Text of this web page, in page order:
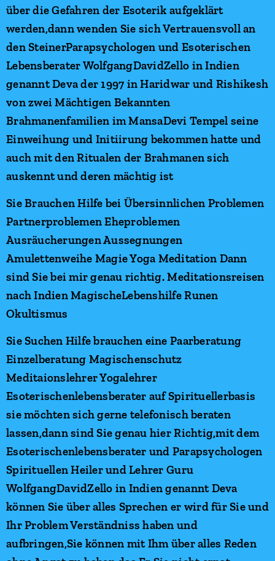
über die Gefahren der Esoterik aufgeklärt
werden,dann wenden Sie sich Vertrauensvoll an
den SteinerParapsychologen und Esoterischen
Lebensberater WolfgangDavidZello in Indien
genannt Deva der 1997 in Haridwar und Rishikesh
von zwei Mächtigen Bekannten
Brahmanenfamilien im MansaDevi Tempel seine
Einweihung und Initiirung bekommen hatte und
auch mit den Ritualen der Brahmanen sich
auskennt und deren mächtig ist
Sie Brauchen Hilfe bei Übersinnlichen Problemen
Partnerproblemen Eheproblemen
Ausräucherungen Aussegnungen
Amulettenweihe Magie Yoga Meditation Dann
sind Sie bei mir genau richtig. Meditationsreisen
nach Indien MagischeLebenshilfe Runen
Okultismus
Sie Suchen Hilfe brauchen eine Paarberatung
Einzelberatung Magischenschutz
Meditaionslehrer Yogalehrer
Esoterischenlebensberater auf Spirituellerbasis
sie möchten sich gerne telefonisch beraten
lassen,dann sind Sie genau hier Richtig,mit dem
Esoterischenlebensberater und Parapsychologen
Spirituellen Heiler und Lehrer Guru
WolfgangDavidZello in Indien genannt Deva
können Sie über alles Sprechen er wird für Sie und
Ihr Problem Verständniss haben und
aufbringen,Sie können mit Ihm über alles Reden